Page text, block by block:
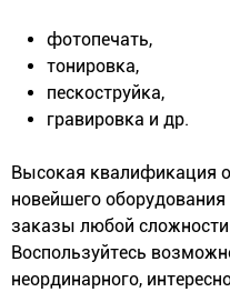
фотопечать,
тонировка,
пескоструйка,
гравировка и др.
Высокая квалификация
новейшего
заказы любой
Воспользуйтесь
неординарного,